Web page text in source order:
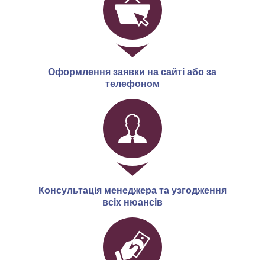
Оформлення заявки на сайті або за
телефоном
Консультація менеджера та узгодження
всіх нюансів